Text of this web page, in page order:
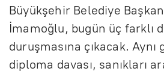
Büyükşehir Belediye
İmamoğlu, bugün üç farklı
duruşmasına çıkacak.
diploma davası, sanıkları